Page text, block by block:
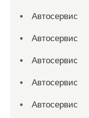
Автосервис
Автосервис
Автосервис
Автосервис
Автосервис